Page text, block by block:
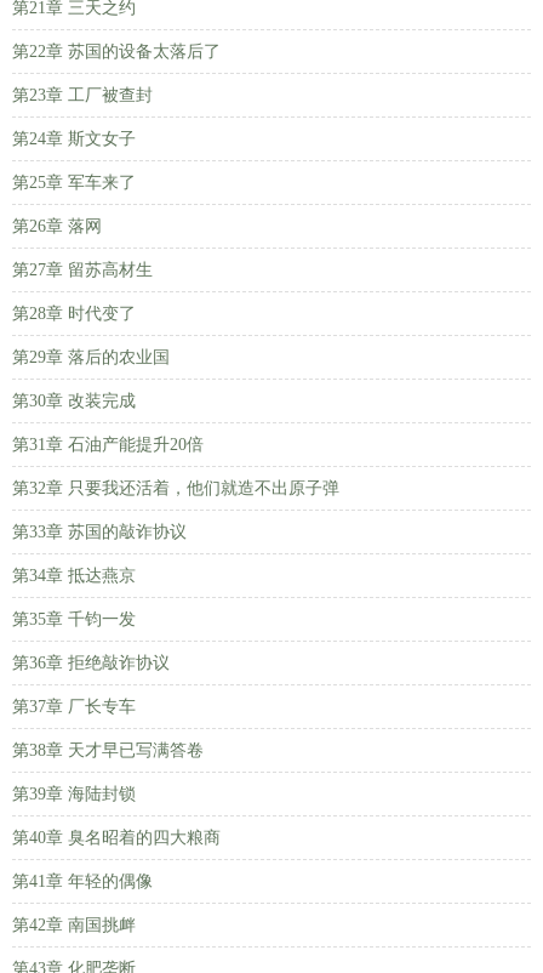
第21章 三天之约
第22章 苏国的设备太落后了
第23章 工厂被查封
第24章 斯文女子
第25章 军车来了
第26章 落网
第27章 留苏高材生
第28章 时代变了
第29章 落后的农业国
第30章 改装完成
第31章 石油产能提升20倍
第32章 只要我还活着，他们就造不出原子弹
第33章 苏国的敲诈协议
第34章 抵达燕京
第35章 千钧一发
第36章 拒绝敲诈协议
第37章 厂长专车
第38章 天才早已写满答卷
第39章 海陆封锁
第40章 臭名昭着的四大粮商
第41章 年轻的偶像
第42章 南国挑衅
第43章 化肥垄断